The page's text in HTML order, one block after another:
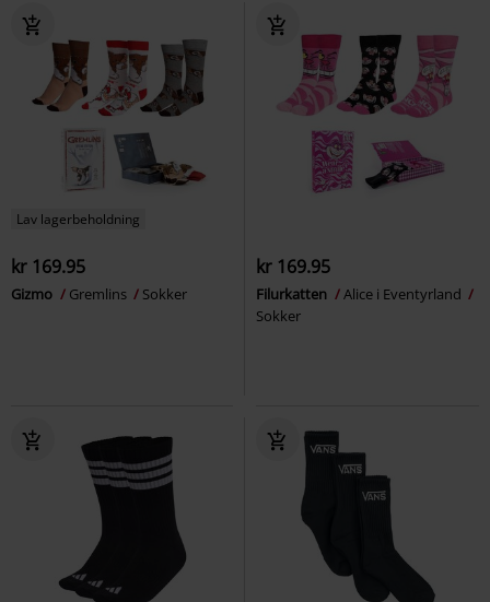
Lav lagerbeholdning
kr 169.95
Gizmo Gremlins Sokker
kr 169.95
Filurkatten
Alice i Eventyrland
Sokker